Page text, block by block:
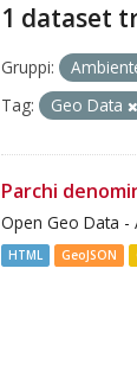
1 dataset
Gruppi:
Tag:
Geo Data
Parchi
Open Geo Data -
HTML GeoJSON